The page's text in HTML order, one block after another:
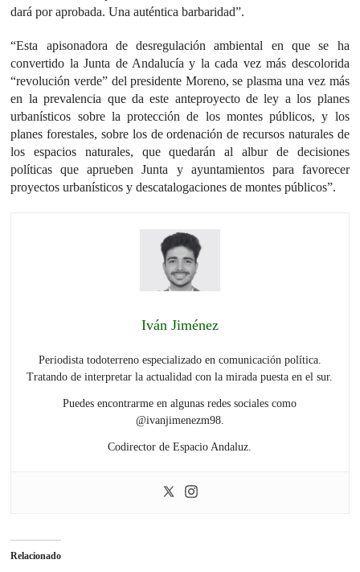
dará por aprobada. Una auténtica barbaridad”.
“Esta apisonadora de desregulación ambiental en que se ha
convertido la Junta de Andalucía y la cada vez más descolorida
“revolución verde” del presidente Moreno, se plasma una vez más
en la prevalencia que da este anteproyecto de ley a los planes
urbanísticos sobre la protección de los montes públicos, y los
planes forestales, sobre los de ordenación de recursos naturales de
los espacios naturales, que quedarán al albur de decisiones
políticas que aprueben Junta y ayuntamientos para favorecer
proyectos urbanísticos y descatalogaciones de montes públicos”.
Iván Jiménez
Periodista todoterreno especializado en comunicación política.
Tratando de interpretar la actualidad con la mirada puesta en el sur.
Puedes encontrarme en algunas redes sociales como
@ivanjimenezm98.
Codirector de Espacio Andaluz.
Relacionado